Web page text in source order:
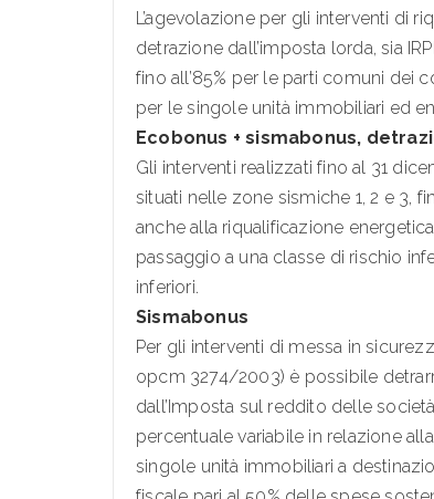
L’agevolazione per gli interventi di
detrazione dall’imposta lorda, sia
fino all’85% per le parti comuni dei
per le singole unità immobiliari ed
Ecobonus + sismabonus,
Gli interventi realizzati fino al 31
situati nelle zone sismiche 1, 2 e 3,
anche alla riqualificazione
passaggio a una classe di rischio
inferiori.
Sismabonus
Per gli interventi di messa in
opcm 3274/2003) è possibile
dall’Imposta sul reddito delle
percentuale variabile in relazione
singole unità immobiliari a